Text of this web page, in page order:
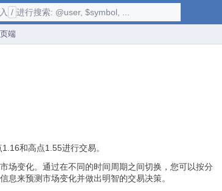
端
/ 进行搜索: @user, $symbol, ...
和高点1.55进行交易。
场变化。通过在不同的时间周期之间切换，您可以按分
息来预测市场变化并做出明智的交易决策。